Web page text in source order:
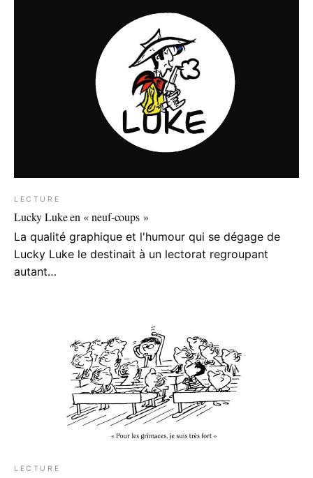
LECTURE
Lucky Luke en « neuf-coups »
La qualité graphique et l'humour qui se dégage de
Lucky Luke le destinait à un lectorat regroupant
autant…
LECTURE